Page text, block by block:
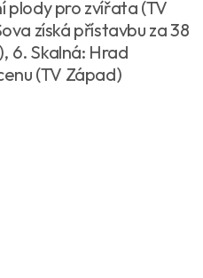
plody pro zvířata (TV
získá přístavbu za 38
6. Skalná: Hrad
(TV Západ)